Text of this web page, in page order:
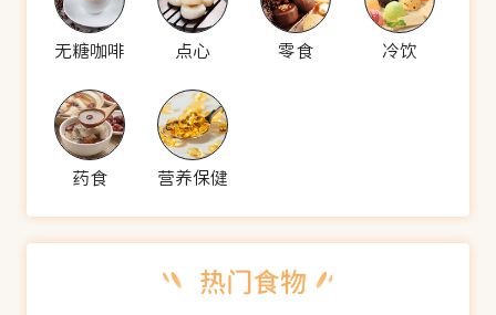
无糖咖啡 点心 零食 冷饮
药食 营养保健